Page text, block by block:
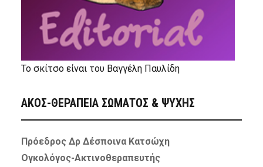
Το σκίτσο είναι του Βαγγέλη Παυλίδη
ΑΚΟΣ-ΘΕΡΑΠΕΙΑ ΣΩΜΑΤΟΣ & ΨΥΧΗΣ
Πρόεδρος Δρ Δέσποινα Κατσώχη
Ογκολόγος-Ακτινοθεραπευτής